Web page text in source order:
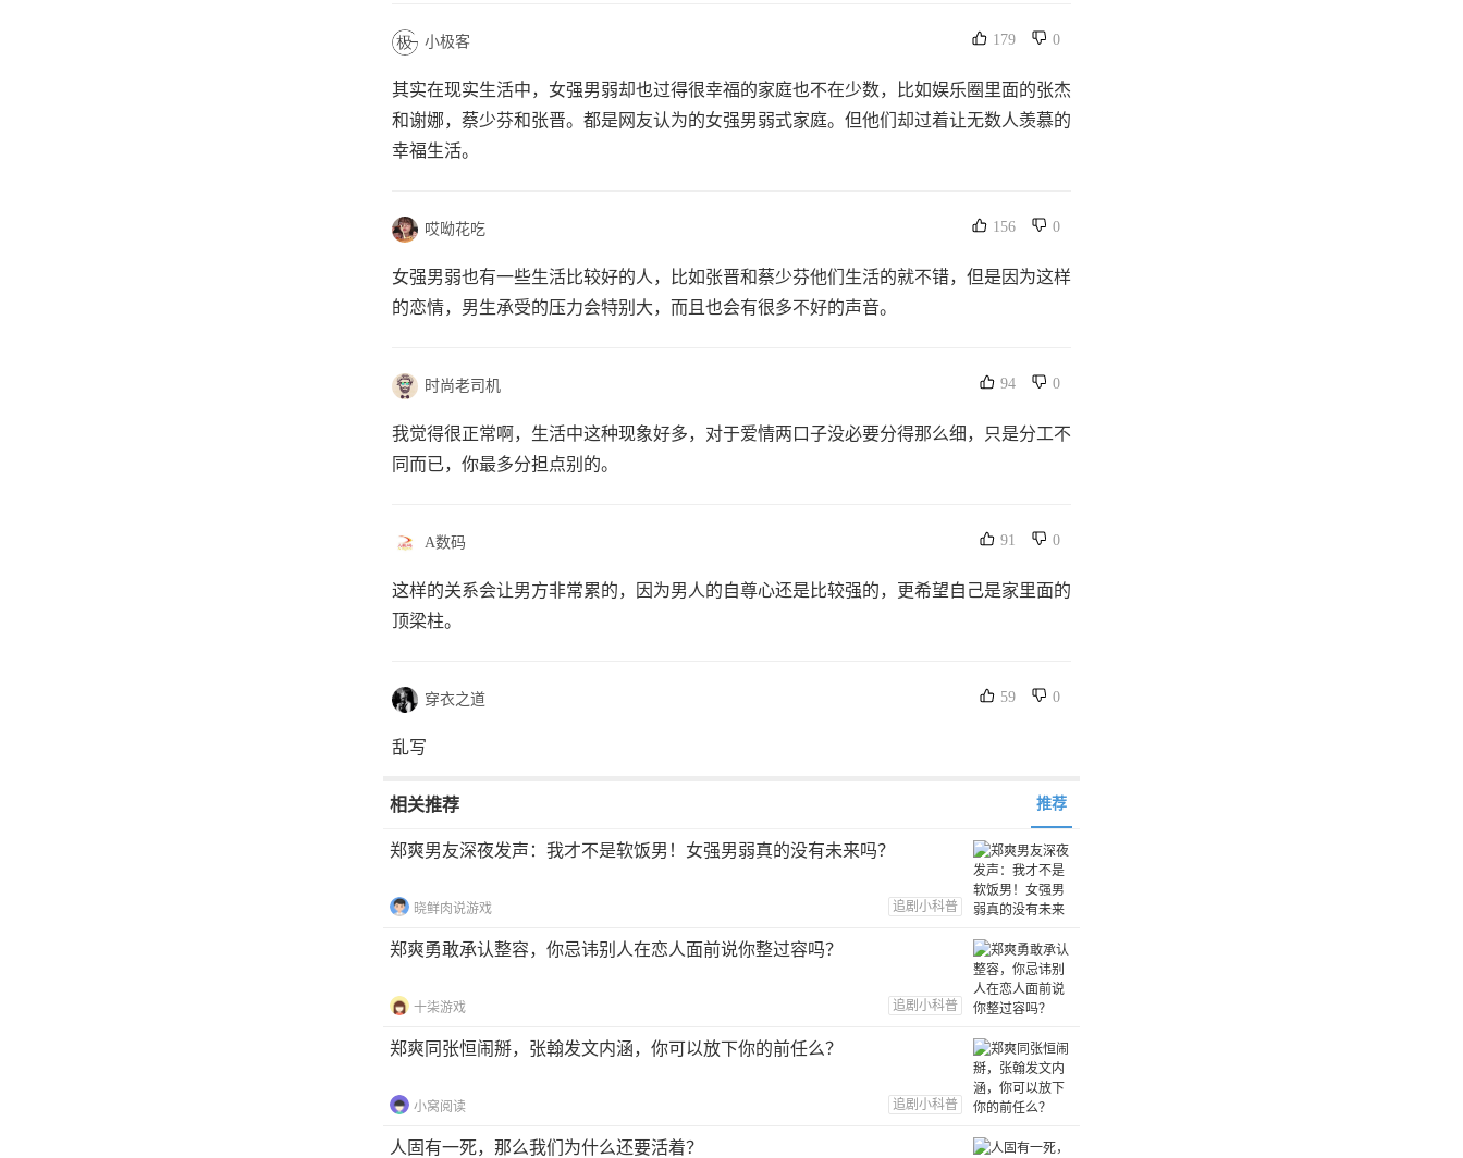
小极客 179 0
其实在现实生活中，女强男弱却也过得很幸福的家庭也不在少数，比如娱乐圈里面的张杰
和谢娜，蔡少芬和张晋。都是网友认为的女强男弱式家庭。但他们却过着让无数人羡慕的
幸福生活。
哎呦花吃 156 0
女强男弱也有一些生活比较好的人，比如张晋和蔡少芬他们生活的就不错，但是因为这样
的恋情，男生承受的压力会特别大，而且也会有很多不好的声音。
时尚老司机 94 0
我觉得很正常啊，生活中这种现象好多，对于爱情两口子没必要分得那么细，只是分工不
同而已，你最多分担点别的。
A数码 91 0
这样的关系会让男方非常累的，因为男人的自尊心还是比较强的，更希望自己是家里面的
顶梁柱。
穿衣之道 59 0
乱写
相关推荐 推荐
郑爽男友深夜发声：我才不是软饭男！女强男弱真的没有未来吗？
晓鲜肉说游戏 追剧小科普
郑爽勇敢承认整容，你忌讳别人在恋人面前说你整过容吗？
十柒游戏 追剧小科普
郑爽同张恒闹掰，张翰发文内涵，你可以放下你的前任么？
小窝阅读 追剧小科普
人固有一死，那么我们为什么还要活着？